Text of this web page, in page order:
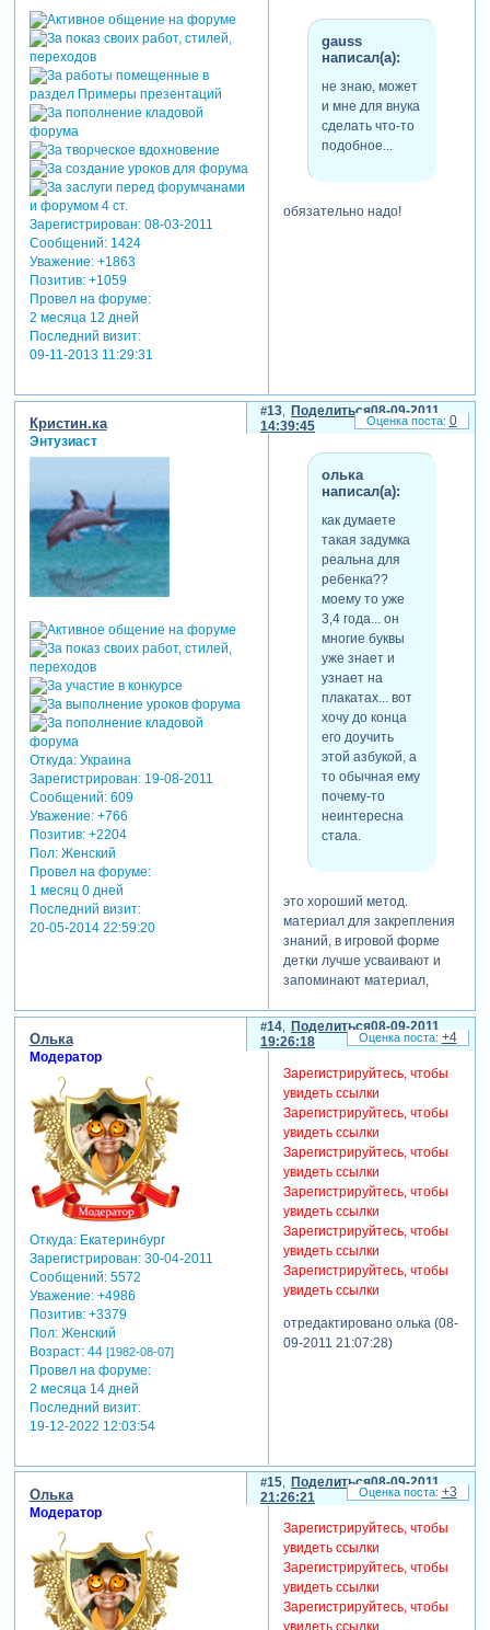
находил буквы в таком не
обычном месте и
необычной формы! я ведь в
конце стихотворения всегда
пишу правильную букву и
всегда можно посмотреть
на нее и поискать что-то
знаю понятно ли написала
как думаете такая задумка
Зарегистрирован: 08-03-2011
Сообщений:1424
Уважение: +1863
Позитив: +1059
Провел на форуме:
2 месяца 12 дней
Последний визит:
09-11-2013 11:29:31
gauss
написал(а):
не знаю, может
и мне для внука
сделать что-то
подобное...
обязательно надо!
Поделиться
13
08-09-2011
14:39:45
Кристин.ка
Энтузиаст
Откуда:Украина
Зарегистрирован: 19-08-2011
Сообщений:609
Уважение: +766
Позитив: +2204
Пол:Женский
Провел на форуме:
1 месяц 0 дней
Последний визит:
20-05-2014 22:59:20
олька
написал(а):
как думаете
такая задумка
реальна для
ребенка??
моему то уже
3,4 года... он
многие буквы
уже знает и
узнает на
плакатах... вот
хочу до конца
его доучить
этой азбукой, а
то обычная ему
почему-то
неинтересна
стала.
это хороший метод.
материал для закрепления
знаний, в игровой форме
детки лучше усваивают и
запоминают материал,
доказано!
олька
написал(а):
не знаю
понятно ли
написала свою
идею?!
понятно! свой подход к
обучению....
кристин.ка (08-09-2011
14:49:43)
0
Поделиться
14
08-09-2011
19:26:18
Олька
Модератор
Откуда:Екатеринбург
Зарегистрирован: 30-04-2011
Сообщений:5572
Уважение: +4986
Позитив: +3379
Пол:Женский
Возраст:44 [1982-08-07]
Провел на форуме:
2 месяца 14 дней
Последний визит:
19-12-2022 12:03:54
Зарегистрируйтесь, чтобы
увидеть ссылки
Зарегистрируйтесь, чтобы
увидеть ссылки
Зарегистрируйтесь, чтобы
увидеть ссылки
Зарегистрируйтесь, чтобы
увидеть ссылки
Зарегистрируйтесь, чтобы
увидеть ссылки
Зарегистрируйтесь, чтобы
увидеть ссылки
отредактировано олька (08-
09-2011 21:07:28)
+4
Поделиться
15
08-09-2011
21:26:21
Олька
Модератор
Зарегистрируйтесь, чтобы
увидеть ссылки
Зарегистрируйтесь, чтобы
увидеть ссылки
Зарегистрируйтесь, чтобы
увидеть ссылки
+3